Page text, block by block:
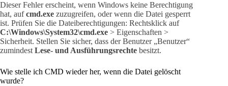
Dieser Fehler erscheint, wenn Windows keine Berechtigung
hat, aufcmd.exe zuzugreifen, oder wenn die Datei gesperrt
ist. Prüfen Sie die Dateiberechtigungen: Rechtsklick auf
C:\Windows\System32\cmd.exe > Eigenschaften >
Sicherheit. Stellen Sie sicher, dass der Benutzer „Benutzer“
zumindestLese- und Ausführungsrechte besitzt.
Wie stelle ich CMD wieder her, wenn die Datei gelöscht
wurde?